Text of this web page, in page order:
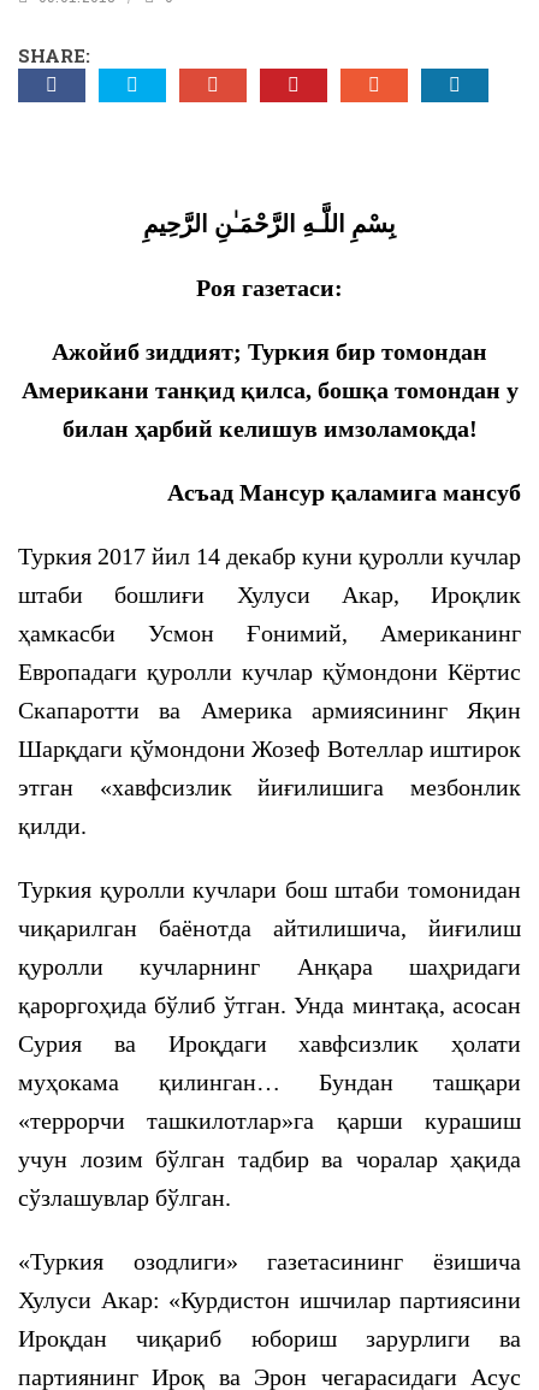
SHARE:
بِسْمِ اللَّـهِ الرَّحْمَـٰنِ الرَّحِيمِ
Роя газетаси:
Ажойиб зиддият; Туркия бир томондан
Американи танқид қилса, бошқа томондан у
билан ҳарбий келишув имзоламоқда!
Асъад Мансур қаламига мансуб
Туркия 2017 йил 14 декабр куни қуролли кучлар
штаби бошлиғи Хулуси Акар, Ироқлик
ҳамкасби Усмон Ғонимий, Американинг
Европадаги қуролли кучлар қўмондони Кёртис
Скапаротти ва Америка армиясининг Яқин
Шарқдаги қўмондони Жозеф Вотеллар иштирок
этган «хавфсизлик йиғилишига мезбонлик
қилди.
Туркия қуролли кучлари бош штаби томонидан
чиқарилган баёнотда айтилишича, йиғилиш
қуролли кучларнинг Анқара шаҳридаги
қароргоҳида бўлиб ўтган. Унда минтақа, асосан
Сурия ва Ироқдаги хавфсизлик ҳолати
муҳокама қилинган… Бундан ташқари
«террорчи ташкилотлар»га қарши курашиш
учун лозим бўлган тадбир ва чоралар ҳақида
сўзлашувлар бўлган.
«Туркия озодлиги» газетасининг ёзишича
Хулуси Акар: «Курдистон ишчилар партиясини
Ироқдан чиқариб юбориш зарурлиги ва
партиянинг Ироқ ва Эрон чегарасидаги Асус